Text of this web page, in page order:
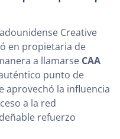
Creative
en propietaria de
a llamarse CAA
punto de
aprovechó la influencia
a la red
refuerzo